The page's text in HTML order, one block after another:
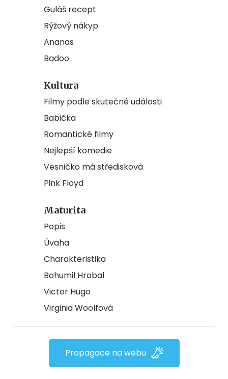
Guláš recept
Rýžový nákyp
Ananas
Badoo
Kultura
Filmy podle skutečné události
Babička
Romantické filmy
Nejlepší komedie
Vesničko má středisková
Pink Floyd
Maturita
Popis
Úvaha
Charakteristika
Bohumil Hrabal
Victor Hugo
Virginia Woolfová
Propagace na webu